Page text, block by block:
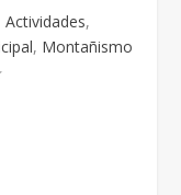
Actividades,
, Montañismo